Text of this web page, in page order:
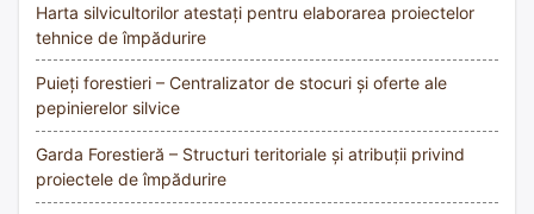
Harta silvicultorilor atestați pentru elaborarea proiectelor
tehnice de împădurire
Puieți forestieri – Centralizator de stocuri și oferte ale
pepinierelor silvice
Garda Forestieră – Structuri teritoriale și atribuții privind
proiectele de împădurire